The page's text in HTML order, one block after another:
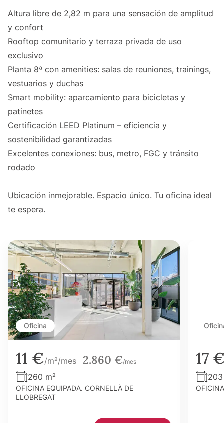
Altura libre de 2,82 m para una sensación de amplitud
y confort
Rooftop comunitario y terraza privada de uso
exclusivo
Planta 8ª con amenities: salas de reuniones, trainings,
vestuarios y duchas
Smart mobility: aparcamiento para bicicletas y
patinetes
Certificación LEED Platinum – eficiencia y
sostenibilidad garantizadas
Excelentes conexiones: bus, metro, FGC y tránsito
rodado
Ubicación inmejorable. Espacio único. Tu oficina ideal
te espera.
Oficina
11 €/m²/mes 2.860 €/mes
260 m²
OFICINA EQUIPADA. CORNELLÀ DE
LLOBREGAT
17